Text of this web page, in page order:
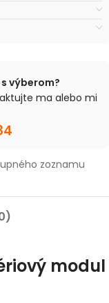
výberom?
ma alebo mi
zoznamu
modul